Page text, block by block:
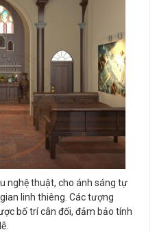
nghệ thuật, cho ánh sáng tự
linh thiêng. Các tượng
bố trí cân đối, đảm bảo tính